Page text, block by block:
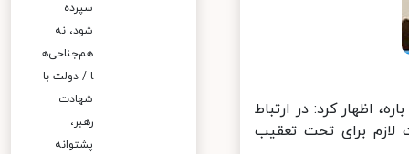
اظهار کرد: در ارتباط
و اقدامات لازم برای تحت تعقیب
سپرده
شود، نه
هم‌جناحی‌ه
ا / دولت با
شهادت
رهبر،
پشتوانه